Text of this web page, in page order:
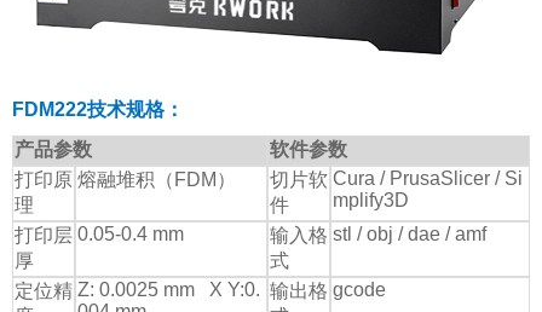
FDM222技术规格：
产品参数
软件参数
打印原
理
熔融堆积（FDM）
切片软
件
Cura / PrusaSlicer / Si
mplify3D
打印层
厚
0.05-0.4 mm
输入格
式
stl / obj / dae / amf
定位精 Z: 0.0025 mm X Y:0. 输出格 gcode